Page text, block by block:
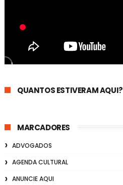
QUANTOS ESTIVERAM AQUI?
MARCADORES
ADVOGADOS
AGENDA CULTURAL
ANUNCIE AQUI